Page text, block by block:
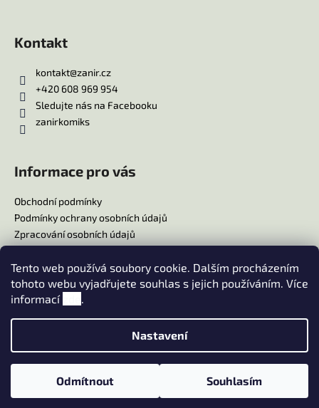
Tento web používá soubory cookie. Dalším procházením
tohoto webu vyjadřujete souhlas s jejich používáním. Více
informací
.
Nastavení
Odmítnout Souhlasím
Kontakt
kontakt@zanir.cz
+420 608 969 954
Sledujte nás na Facebooku
zanirkomiks
Informace pro vás
Obchodní podmínky
Podmínky ochrany osobních údajů
Zpracování osobních údajů
Doprava
Platba
Moje objednávka
Copyright 2026Nakladatelství ZANIR. Všechna práva
vyhrazena.
Upravit nastavení cookies